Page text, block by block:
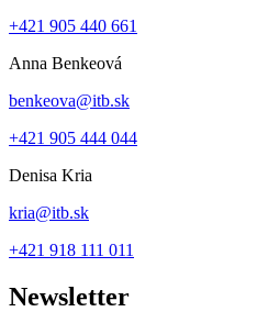
+421 905 440 661
Anna Benkeová
benkeova@itb.sk
+421 905 444 044
Denisa Kria
kria@itb.sk
+421 918 111 011
Newsletter